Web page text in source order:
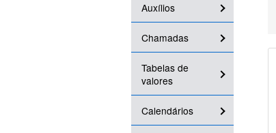
Auxílios
Chamadas
Tabelas de
valores
Calendários